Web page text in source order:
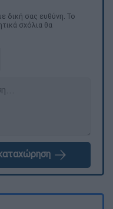
δική σας ευθύνη. Το
σχόλια θα